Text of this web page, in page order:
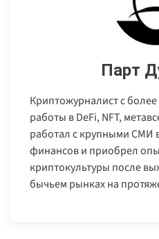
Парт
Криптожурналист с
работы в DeFi, NFT,
работал с крупными СМИ
финансов и приобрел
криптокультуры после
бычьем рынках на